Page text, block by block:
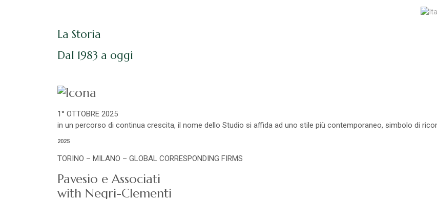
La Storia
Dal 1983 a oggi
1° OTTOBRE 2025
in un percorso di continua crescita, il nome dello Studio si affida ad uno stile più contemporaneo, simbolo di
2025
TORINO – MILANO – GLOBAL CORRESPONDING FIRMS
Pavesio e Associati
with Negri-Clementi